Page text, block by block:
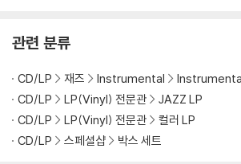
가 있으며, 이는 상품의 불량이 아닙니다. 단, 재생
※ 컬러 디스크
아래에 해당하는 경우는 불량이 아니므로 개봉 후
다.
관련 분류
CD/LP 재즈 Instrumental
CD/LP
LP(Vinyl) 전문관
JAZZ LP
CD/LP
LP(Vinyl) 전문관
컬러 LP
CD/LP
스페셜샵 박스 세트